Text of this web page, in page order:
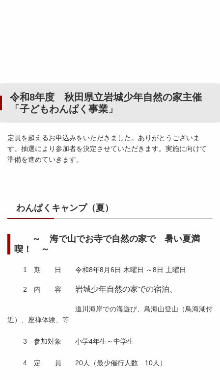
令和8年度 秋田県立岩城少年自然の家主催
「子どもわんぱく事業」
定員を超えるお申込みをいただきました。ありがとうございま
す。抽選により参加者を決定させていただきます。実施に向けて
準備を進めていきます。
わんぱくキャンプ（夏）
～ 海で山でお寺で自然の家で 暑い夏満
喫！ ～
1 期 日 令和8年8月6日 木曜日 ～8日 土曜日
2 内 容 岩城少年自然の家での宿泊、
道川海岸での海遊び、鳥海山登山（鳥海湖付
近）、座禅体験、等
3 参加対象 小学4年生～中学生
4 定 員 20人（最少催行人数 10人）